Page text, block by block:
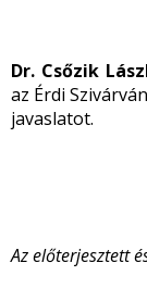
Dr. Csőzik
az Érdi
javaslatot.
Az előterjesztett